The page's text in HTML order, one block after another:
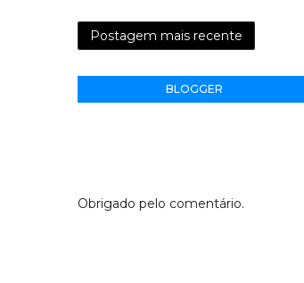
Postagem mais recente
BLOGGER
Obrigado pelo comentário.